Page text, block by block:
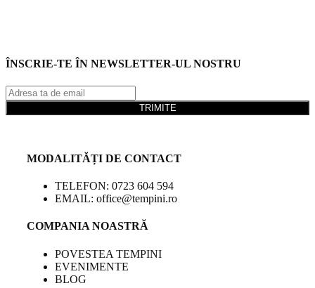
ÎNSCRIE-TE ÎN NEWSLETTER-UL NOSTRU
TRIMITE
MODALITĂȚI DE CONTACT
TELEFON: 0723 604 594
EMAIL: office@tempini.ro
COMPANIA NOASTRĂ
POVESTEA TEMPINI
EVENIMENTE
BLOG